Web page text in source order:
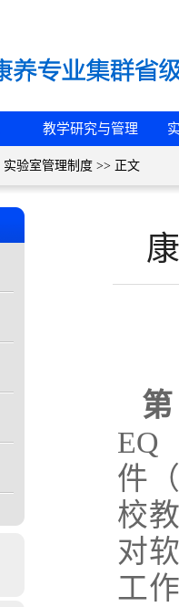
教学研究与管理
实验室管理制度 >> 正文
EQ
件
校
对
工